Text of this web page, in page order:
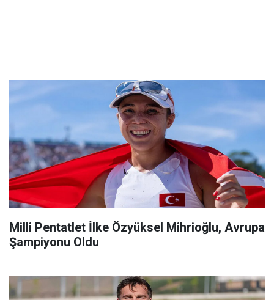
Milli Pentatlet İlke Özyüksel Mihrioğlu, Avrupa
Şampiyonu Oldu